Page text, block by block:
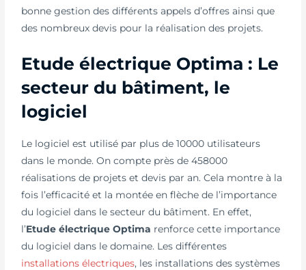
bonne gestion des différents appels d’offres ainsi que
des nombreux devis pour la réalisation des projets.
Etude électrique Optima : Le
secteur du bâtiment, le
logiciel
Le logiciel est utilisé par plus de 10000 utilisateurs
dans le monde. On compte près de 458000
réalisations de projets et devis par an. Cela montre à la
fois l’efficacité et la montée en flèche de l’importance
du logiciel dans le secteur du bâtiment. En effet,
l’Etude électrique Optima renforce cette importance
du logiciel dans le domaine. Les différentes
installations électriques, les installations des systèmes